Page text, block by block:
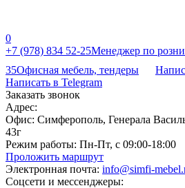
0
+7 (978) 834 52-25Менеджер по
35Офисная мебель, тендеры
Написать в Telegram
Заказать звонок
Адрес:
Офис: Симферополь, Генерала
43г
Режим работы: Пн-Пт, с 09:00-18:00
Проложить маршрут
Электронная почта: info@simfi-
Соцсети и мессенджеры: